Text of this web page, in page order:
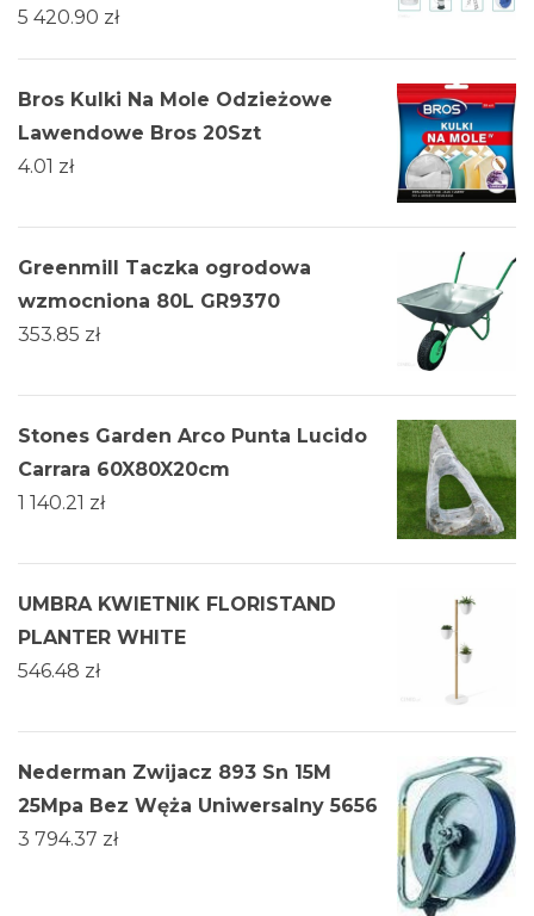
5 420.90 zł
Bros Kulki Na Mole Odzieżowe
Lawendowe Bros 20Szt
4.01 zł
Greenmill Taczka ogrodowa
wzmocniona 80L GR9370
353.85 zł
Stones Garden Arco Punta Lucido
Carrara 60X80X20cm
1 140.21 zł
UMBRA KWIETNIK FLORISTAND
PLANTER WHITE
546.48 zł
Nederman Zwijacz 893 Sn 15M
25Mpa Bez Węża Uniwersalny 5656
3 794.37 zł